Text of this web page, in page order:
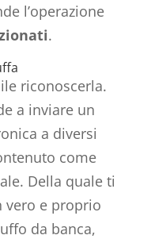
l’operazione
.
riconoscerla.
a inviare un
a diversi
come
Della quale ti
vero e proprio
da banca,